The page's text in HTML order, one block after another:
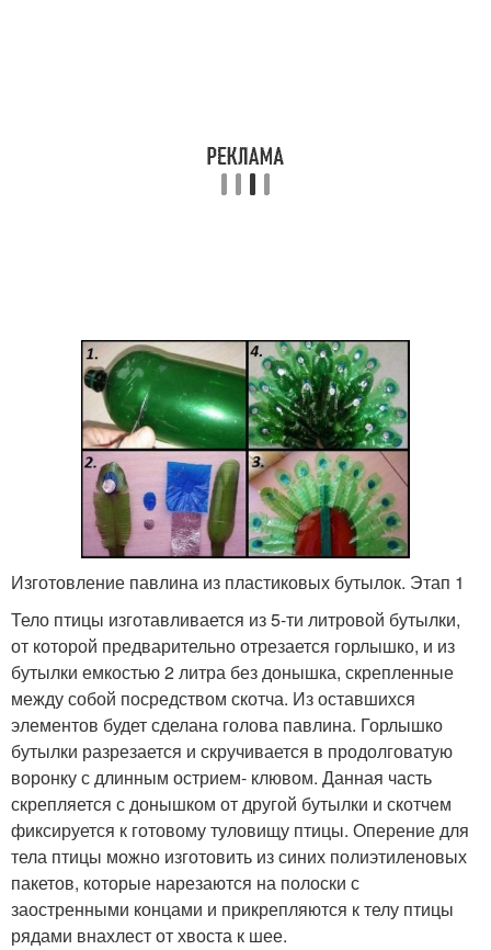
Изготовление павлина из пластиковых бутылок. Этап 1
Тело птицы изготавливается из 5-ти литровой бутылки,
от которой предварительно отрезается горлышко, и из
бутылки емкостью 2 литра без донышка, скрепленные
между собой посредством скотча. Из оставшихся
элементов будет сделана голова павлина. Горлышко
бутылки разрезается и скручивается в продолговатую
воронку с длинным острием- клювом. Данная часть
скрепляется с донышком от другой бутылки и скотчем
фиксируется к готовому туловищу птицы. Оперение для
тела птицы можно изготовить из синих полиэтиленовых
пакетов, которые нарезаются на полоски с
заостренными концами и прикрепляются к телу птицы
рядами внахлест от хвоста к шее.